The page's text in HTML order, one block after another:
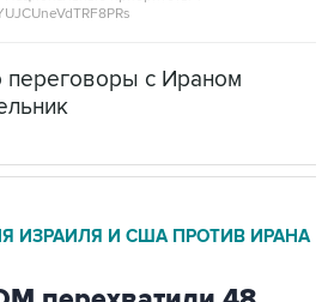
переговоры с Ираном
ИЗРАИЛЯ И США ПРОТИВ ИРАНА